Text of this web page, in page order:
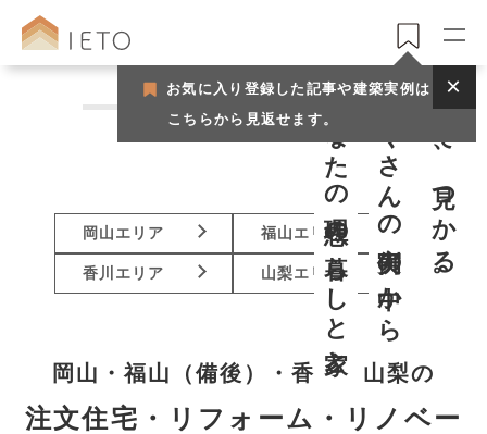
お気に入り登録した記事や建築実例は
こちらから見返せます。
選んで、見つかる。
たくさんの実例の中から
あなたの理想の暮らしと家と。200
岡山エリア 福山エリア
香川エリア 山梨エリア
岡山・福山（備後）・香川・山梨の
注文住宅・リフォーム・リノベー